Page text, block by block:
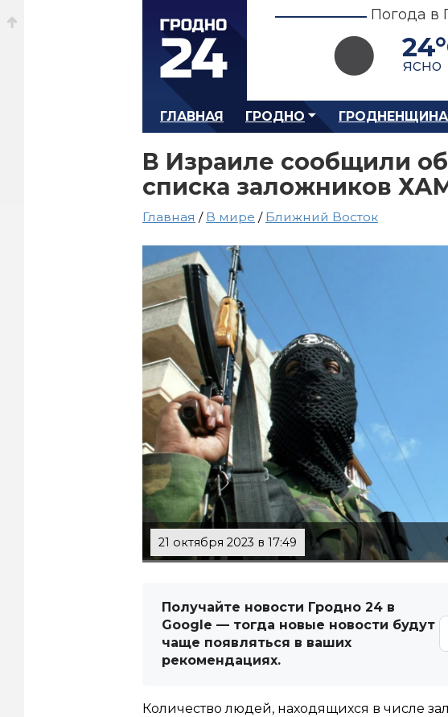
Погода в
ясно
ГЛАВНАЯ ГРОДНО ГРОДНЕНЩИНА
В Израиле сообщили
списка заложников
Главная / В мире / Ближний Восток
21 октября 2023 в 17:49
Получайте новости Гродно 24 в
Google — тогда новые новости будут
чаще появляться в ваших
рекомендациях.
Количество людей, находящихся в числе